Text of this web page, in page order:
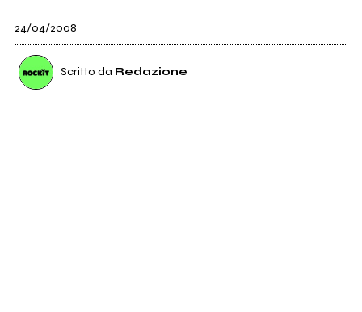
24/04/2008
Scritto da Redazione